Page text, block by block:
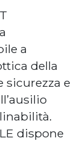
a
della
sicurezza e
dispone